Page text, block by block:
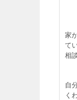
家
て
相
自
く